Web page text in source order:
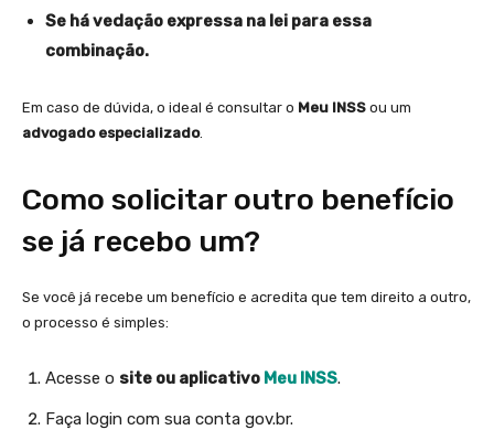
Se há vedação expressa na lei para essa
combinação.
Em caso de dúvida, o ideal é consultar o Meu INSS ou um
advogado especializado.
Como solicitar outro benefício
se já recebo um?
Se você já recebe um benefício e acredita que tem direito a outro,
o processo é simples:
Acesse o site ou aplicativo Meu INSS.
Faça login com sua conta gov.br.